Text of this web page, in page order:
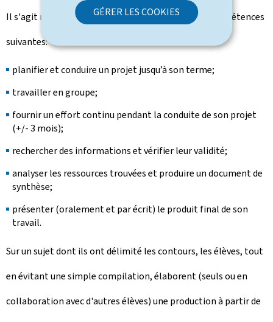
GÉRER LES COOKIES
Il s'agit notamment de favoriser chez l’élève les compétences
suivantes:
planifier et conduire un projet jusqu’à son terme;
travailler en groupe;
fournir un effort continu pendant la conduite de son projet
(+/- 3 mois);
rechercher des informations et vérifier leur validité;
analyser les ressources trouvées et produire un document de
synthèse;
présenter (oralement et par écrit) le produit final de son
travail.
Sur un sujet dont ils ont délimité les contours, les élèves, tout
en évitant une simple compilation, élaborent (seuls ou en
collaboration avec d'autres élèves) une production à partir de